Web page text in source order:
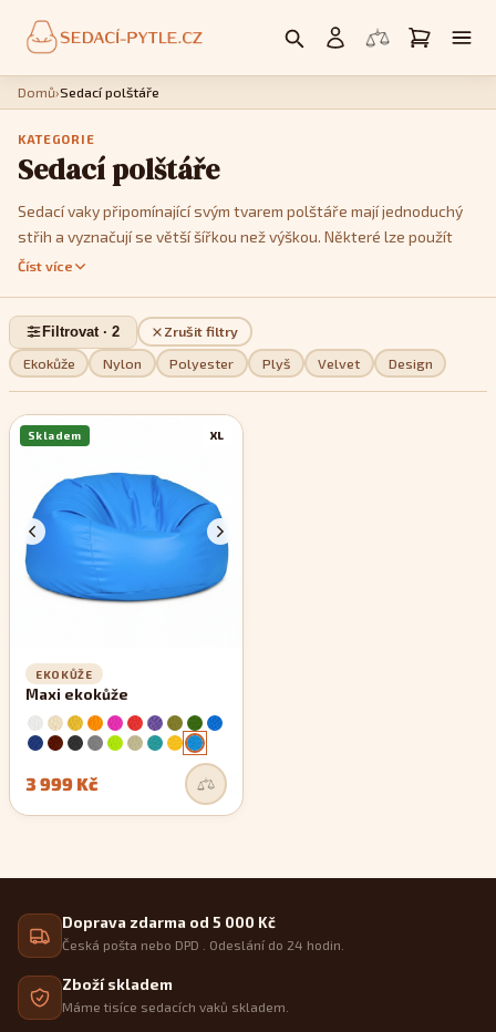
Domů›Sedací polštáře
KATEGORIE
Sedací polštáře
Sedací vaky připomínající svým tvarem polštáře mají jednoduchý
střih a vyznačují se větší šířkou než výškou. Některé lze použít
jako křesla, postavíte li je na kratší hranu. Jedná se především o
pomocí kterých je můžete tvarovat a vykouzlit tak třeba tvar
imitující menší sedačku. Pokud jde o design, můžete si v této sekci
vybrat z jednobarevných, dvoubarevných nebo pestře
vzorovaných modelů, podle toho, které se stylově nejvíce hodí do
vašeho interiéru.
Číst více
Ekokůže Nylon Polyester Plyš Velvet Design
Zrušit filtry
Filtrovat · 2
XL
Skladem
EKOKŮŽE
Maxi ekokůže
3 999 Kč
Doprava zdarma od 5 000 Kč
Česká pošta nebo DPD . Odeslání do 24 hodin.
Zboží skladem
Máme tisíce sedacích vaků skladem.